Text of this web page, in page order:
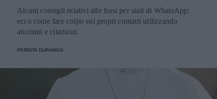
Alcuni consigli relativi alle frasi per stati di WhatsApp:
ecco come fare colpo sui propri contatti utilizzando
aforismi e citazioni.
PERDITA DURANGO